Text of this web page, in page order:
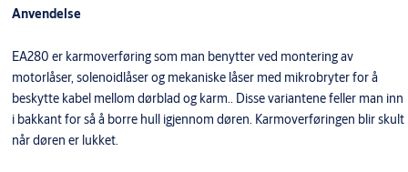
Anvendelse
EA280 er karmoverføring som man benytter ved montering av
motorlåser, solenoidlåser og mekaniske låser med mikrobryter for å
beskytte kabel mellom dørblad og karm.. Disse variantene feller man inn
i bakkant for så å borre hull igjennom døren. Karmoverføringen blir skult
når døren er lukket.